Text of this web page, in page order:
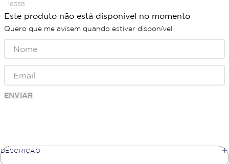
: 16358
Este produto não está disponível no momento
Quero que me avisem quando estiver disponível
ENVIAR
DESCRIÇÃO